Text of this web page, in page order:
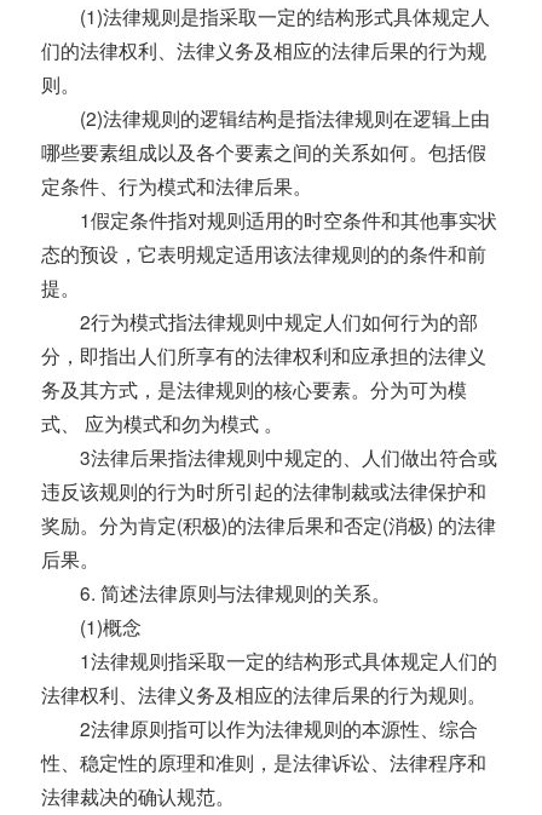
(1)法律规则是指采取一定的结构形式具体规定人
们的法律权利、法律义务及相应的法律后果的行为规
则。
(2)法律规则的逻辑结构是指法律规则在逻辑上由
哪些要素组成以及各个要素之间的关系如何。包括假
定条件、行为模式和法律后果。
1假定条件指对规则适用的时空条件和其他事实状
态的预设，它表明规定适用该法律规则的的条件和前
提。
2行为模式指法律规则中规定人们如何行为的部
分，即指出人们所享有的法律权利和应承担的法律义
务及其方式，是法律规则的核心要素。分为可为模
式、 应为模式和勿为模式 。
3法律后果指法律规则中规定的、人们做出符合或
违反该规则的行为时所引起的法律制裁或法律保护和
奖励。分为肯定(积极)的法律后果和否定(消极) 的法律
后果。
6. 简述法律原则与法律规则的关系。
(1)概念
1法律规则指采取一定的结构形式具体规定人们的
法律权利、法律义务及相应的法律后果的行为规则。
2法律原则指可以作为法律规则的本源性、综合
性、稳定性的原理和准则，是法律诉讼、法律程序和
法律裁决的确认规范。